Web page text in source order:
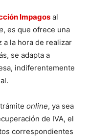
Impagos al
, es que ofrece una
a la hora de realizar
se adapta a
indiferentemente
online, ya sea
de IVA, el
correspondientes